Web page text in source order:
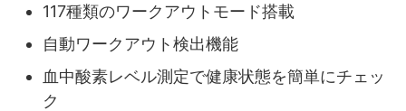
117種類のワークアウトモード搭載
自動ワークアウト検出機能
血中酸素レベル測定で健康状態を簡単にチェッ
ク